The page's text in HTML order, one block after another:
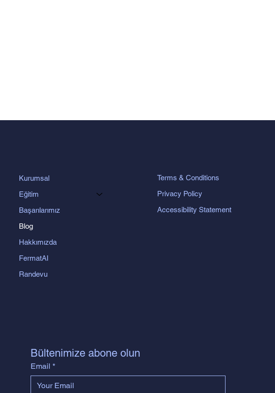
Kurumsal
Eğitim
Başarılarımız
Blog
Hakkımızda
FermatAI
Randevu
Terms & Conditions
Privacy Policy
Accessibility Statement
Bültenimize abone olun
Email *